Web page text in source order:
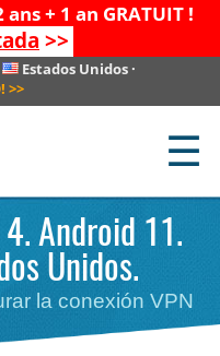
+ 1 an GRATUIT !
>>
Estados Unidos ·
>>
☰
4. Android 11.
Unidos.
la conexión VPN